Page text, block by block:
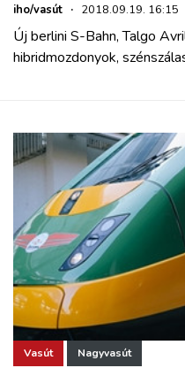
iho/vasút · 2018.09.19. 16:15
Új berlini S-Bahn, Talgo
hibridmozdonyok,
Vasút Nagyvasút